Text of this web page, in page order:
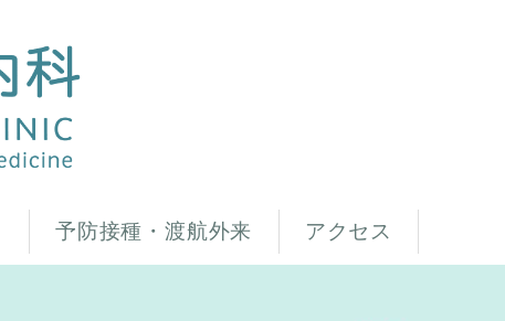
予防接種・渡航外来 アクセス